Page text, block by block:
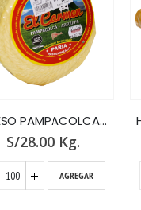
HUEVOS RICO POLLO GRANDES X 15 UNID
S/0.00
AGREGAR